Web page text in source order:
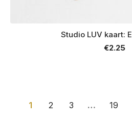
Studio LUV kaart:
€2.25
1 2 3 … 19